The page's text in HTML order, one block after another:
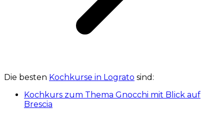
Die besten Kochkurse in Lograto sind:
Kochkurs zum Thema Gnocchi mit Blick auf
Brescia